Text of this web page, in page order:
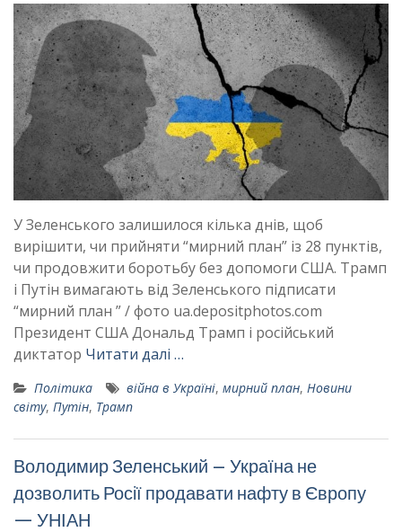
У Зеленського залишилося кілька днів, щоб
вирішити, чи прийняти “мирний план” із 28 пунктів,
чи продовжити боротьбу без допомоги США. Трамп
і Путін вимагають від Зеленського підписати
“мирний план ” / фото ua.depositphotos.com
Президент США Дональд Трамп і російський
диктатор Читати далі …
Політика війна в Україні, мирний план, Новини
світу, Путін, Трамп
Володимир Зеленський – Україна не
дозволить Росії продавати нафту в Європу
— УНІАН